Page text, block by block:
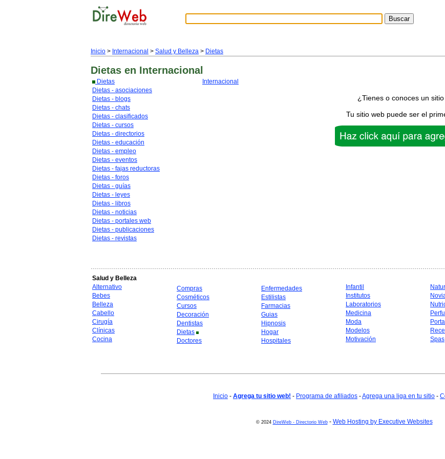
Inicio > Internacional > Salud y Belleza > Dietas
Dietas en Internacional
Dietas
Dietas - asociaciones
Dietas - blogs
Dietas - chats
Dietas - clasificados
Dietas - cursos
Dietas - directorios
Dietas - educación
Dietas - empleo
Dietas - eventos
Dietas - fajas reductoras
Dietas - foros
Dietas - guías
Dietas - leyes
Dietas - libros
Dietas - noticias
Dietas - portales web
Dietas - publicaciones
Dietas - revistas
Internacional
¿Tienes o conoces un
Tu sitio web puede ser el
Salud y Belleza
Alternativo
Bebes
Belleza
Cabello
Cirugía
Clínicas
Cocina
Compras
Cosméticos
Cursos
Decoración
Dentistas
Dietas
Doctores
Enfermedades
Estilistas
Farmacias
Guias
Hipnosis
Hogar
Hospitales
Infantil
Institutos
Laboratorios
Medicina
Moda
Modelos
Motivación
Spas
Inicio - Agrega tu sitio web! - Programa de afiliados -Agrega una liga en tu sitio -
© 2024 DireWeb - Directorio Web- Web Hosting by Executive Websites